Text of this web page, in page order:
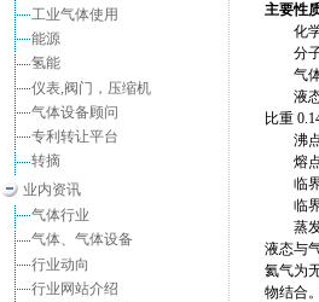
工业气体使用
能源
氢能
仪表,阀门，压缩机
气体设备顾问
专利转让平台
转摘
业内资讯
气体行业
气体、气体设备
行业动向
行业网站介绍
主要性
化学
分子
气体
液态
比重
沸点
熔点
临界
临界
蒸发
液态与
氦气为
物结合